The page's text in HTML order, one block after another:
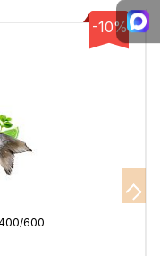
-10%
600